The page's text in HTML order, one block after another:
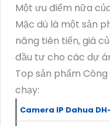
Một ưu điểm nữa
Mặc dù là một sản
năng tiên tiến, giá
đầu tư cho các dự
Top sản phẩm
chạy:
Camera IP Dahua